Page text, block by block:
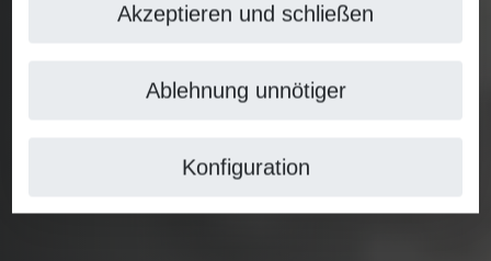
Akzeptieren und schließen
Ablehnung unnötiger
Konfiguration